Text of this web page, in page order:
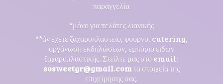
παραγγελία
*μόνο για πελάτες λιανικής
**άν έχετε ζαχαροπλαστείο, φούρνο, catering,
οργάνωση εκδηλώσεων, εμπόριο ειδών
ζαχαροπλαστικής. Στείλτε μας στο email:
sosweetgr@gmail.comτα στοιχεία της
επιχείρησης σας.